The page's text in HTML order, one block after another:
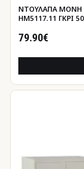
ΝΤΟΥΛΑΠΑ ΜΟΝΗ
HM5117.11 ΓΚΡΙ
79.90€